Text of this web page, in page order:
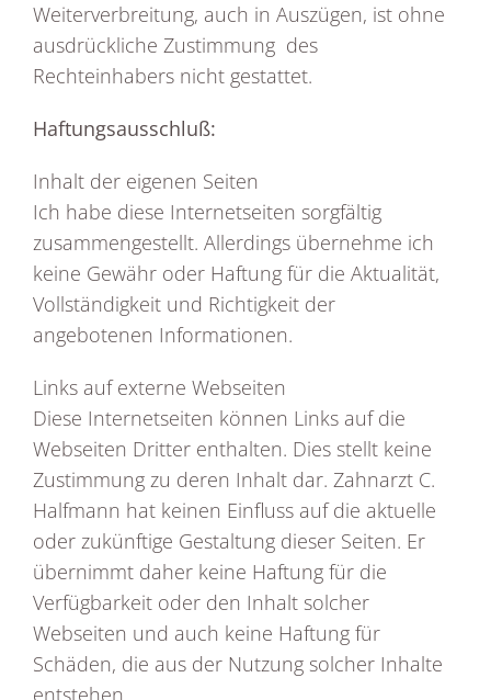
Weiterverbreitung, auch in Auszügen, ist ohne
ausdrückliche Zustimmung des
Rechteinhabers nicht gestattet.
Haftungsausschluß:
Inhalt der eigenen Seiten
Ich habe diese Internetseiten sorgfältig
zusammengestellt. Allerdings übernehme ich
keine Gewähr oder Haftung für die Aktualität,
Vollständigkeit und Richtigkeit der
angebotenen Informationen.
Links auf externe Webseiten
Diese Internetseiten können Links auf die
Webseiten Dritter enthalten. Dies stellt keine
Zustimmung zu deren Inhalt dar. Zahnarzt C.
Halfmann hat keinen Einfluss auf die aktuelle
oder zukünftige Gestaltung dieser Seiten. Er
übernimmt daher keine Haftung für die
Verfügbarkeit oder den Inhalt solcher
Webseiten und auch keine Haftung für
Schäden, die aus der Nutzung solcher Inhalte
entstehen.